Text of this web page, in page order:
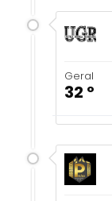
Geral
32 º